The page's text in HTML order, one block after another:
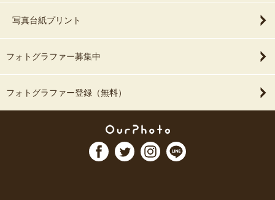
写真台紙プリント
フォトグラファー募集中
フォトグラファー登録（無料）